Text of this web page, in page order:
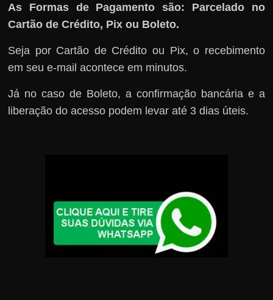
As Formas de Pagamento são: Parcelado no
Cartão de Crédito, Pix ou Boleto.
Seja por Cartão de Crédito ou Pix, o recebimento
em seu e-mail acontece em minutos.
Já no caso de Boleto, a confirmação bancária e a
liberação do acesso podem levar até 3 dias úteis.